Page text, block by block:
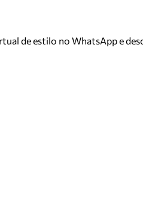
de estilo no WhatsApp e